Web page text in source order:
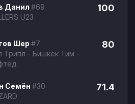
Данил #69
U23
100
Шер #7
Трипл - Бишкек Тим -
80
Семён #30
71.4